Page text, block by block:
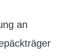
an